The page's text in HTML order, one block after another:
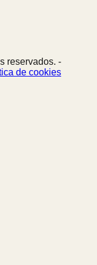
reservados. -
de cookies